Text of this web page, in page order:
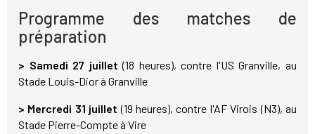
Programme des matches de
préparation
> Samedi 27 juillet (18 heures), contre l'US Granville, au
Stade Louis-Dior à Granville
> Mercredi 31 juillet (19 heures), contre l'AF Virois (N3), au
Stade Pierre-Compte à Vire